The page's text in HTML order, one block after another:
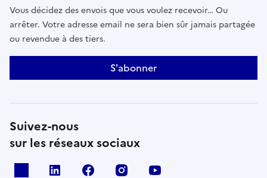
Vous décidez des envois que vous voulez recevoir… Ou
arrêter. Votre adresse email ne sera bien sûr jamais partagée
ou revendue à des tiers.
S'abonner
Suivez-nous
sur les réseaux sociaux
linkedin facebook instagram